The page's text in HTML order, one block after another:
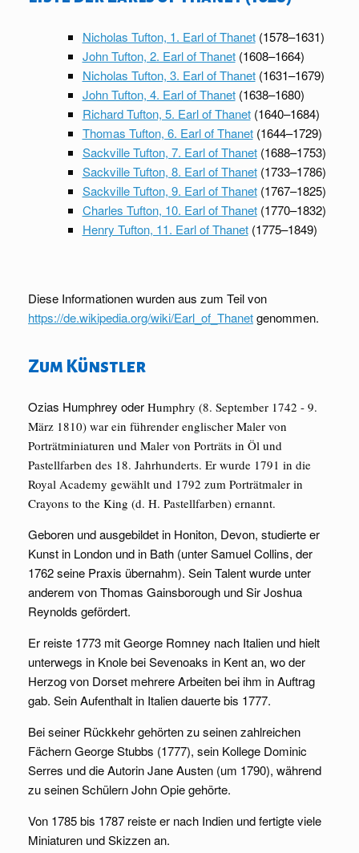
Nicholas Tufton, 1. Earl of Thanet(1578–1631)
John Tufton, 2. Earl of Thanet(1608–1664)
Nicholas Tufton, 3. Earl of Thanet(1631–1679)
John Tufton, 4. Earl of Thanet(1638–1680)
Richard Tufton, 5. Earl of Thanet(1640–1684)
Thomas Tufton, 6. Earl of Thanet(1644–1729)
Sackville Tufton, 7. Earl of Thanet(1688–1753)
Sackville Tufton, 8. Earl of Thanet(1733–1786)
Sackville Tufton, 9. Earl of Thanet(1767–1825)
Charles Tufton, 10. Earl of Thanet(1770–1832)
Henry Tufton, 11. Earl of Thanet(1775–1849)
Diese Informationen wurden aus zum Teil von
https://de.wikipedia.org/wiki/Earl_of_Thanetgenommen.
Zum Künstler
Ozias Humphrey oder Humphry (8. September 1742 - 9.
März 1810) war ein führender englischer Maler von
Porträtminiaturen und Maler von Porträts in Öl und
Pastellfarben des 18. Jahrhunderts. Er wurde 1791 in die
Royal Academy gewählt und 1792 zum Porträtmaler in
Crayons to the King (d. H. Pastellfarben) ernannt.
Geboren und ausgebildet in Honiton, Devon, studierte er
Kunst in London und in Bath (unter Samuel Collins, der
1762 seine Praxis übernahm). Sein Talent wurde unter
anderem von Thomas Gainsborough und Sir Joshua
Reynolds gefördert.
Er reiste 1773 mit George Romney nach Italien und hielt
unterwegs in Knole bei Sevenoaks in Kent an, wo der
Herzog von Dorset mehrere Arbeiten bei ihm in Auftrag
gab. Sein Aufenthalt in Italien dauerte bis 1777.
Bei seiner Rückkehr gehörten zu seinen zahlreichen
Fächern George Stubbs (1777), sein Kollege Dominic
Serres und die Autorin Jane Austen (um 1790), während
zu seinen Schülern John Opie gehörte.
Von 1785 bis 1787 reiste er nach Indien und fertigte viele
Miniaturen und Skizzen an.